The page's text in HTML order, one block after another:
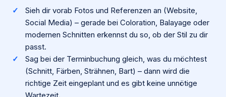
Sieh dir vorab Fotos und Referenzen an (Website,
Social Media) – gerade bei Coloration, Balayage oder
modernen Schnitten erkennst du so, ob der Stil zu dir
passt.
Sag bei der Terminbuchung gleich, was du möchtest
(Schnitt, Färben, Strähnen, Bart) – dann wird die
richtige Zeit eingeplant und es gibt keine unnötige